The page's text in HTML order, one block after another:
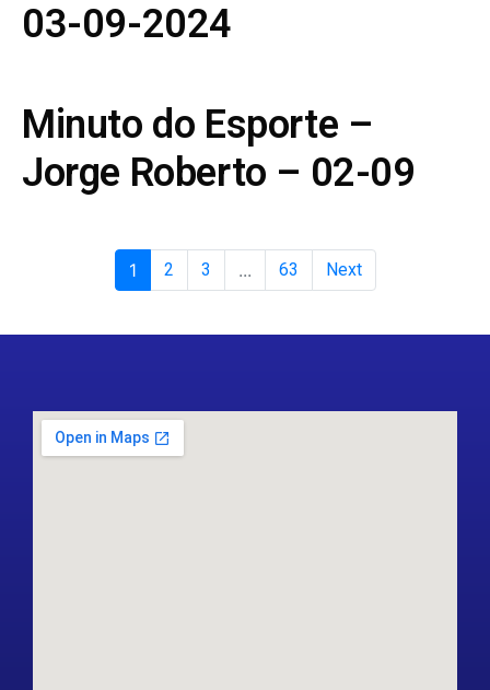
03-09-2024
Minuto do Esporte –
Jorge Roberto – 02-09
1 2 3 ... 63 Next